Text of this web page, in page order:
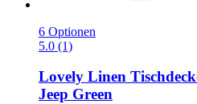
6 Optionen
5.0 (1)
Lovely Linen
Jeep Green